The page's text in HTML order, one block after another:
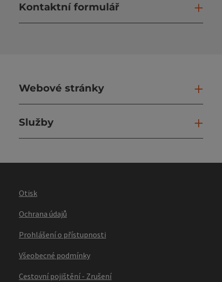
Kontaktní formulář
Webové stránky
Služby
Otisk
Ochrana údajů
Prohlášení o přístupnosti
Všeobecné podmínky
Cestovní pojištění - Zrušení